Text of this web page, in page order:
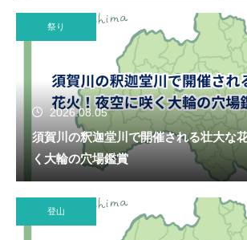
祭り
2026.08.05
須賀川の釈迦堂川で開催される壮大な
く大輪の穴場鑑賞
登山